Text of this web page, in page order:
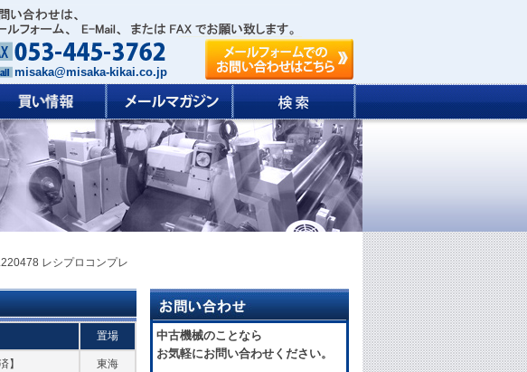
misaka@misaka-kikai.co.jp
レシプロコンプレ
置場
】 東海
中古機械のことなら
お気軽にお問い合わせください。